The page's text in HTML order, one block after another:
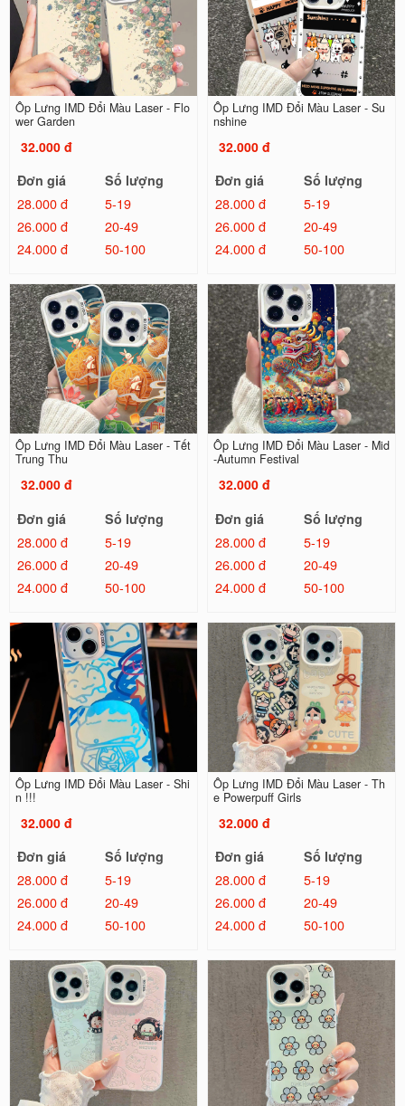
Ốp Lưng IMD Đổi Màu Laser - Flo
wer Garden
32.000 đ
Đơn giá
Số lượng
28.000 đ
5-19
26.000 đ
20-49
24.000 đ
50-100
Ốp Lưng IMD Đổi Màu Laser - Su
nshine
32.000 đ
Đơn giá
Số lượng
28.000 đ
5-19
26.000 đ
20-49
24.000 đ
50-100
Ốp Lưng IMD Đổi Màu Laser - Tết
Trung Thu
32.000 đ
Đơn giá
Số lượng
28.000 đ
5-19
26.000 đ
20-49
24.000 đ
50-100
Ốp Lưng IMD Đổi Màu Laser - Mid
-Autumn Festival
32.000 đ
Đơn giá
Số lượng
28.000 đ
5-19
26.000 đ
20-49
24.000 đ
50-100
Ốp Lưng IMD Đổi Màu Laser - Shi
n !!!
32.000 đ
Đơn giá
Số lượng
28.000 đ
5-19
26.000 đ
20-49
24.000 đ
50-100
Ốp Lưng IMD Đổi Màu Laser - Th
e Powerpuff Girls
32.000 đ
Đơn giá
Số lượng
28.000 đ
5-19
26.000 đ
20-49
24.000 đ
50-100